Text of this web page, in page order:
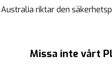
riktar den
Missa inte vårt